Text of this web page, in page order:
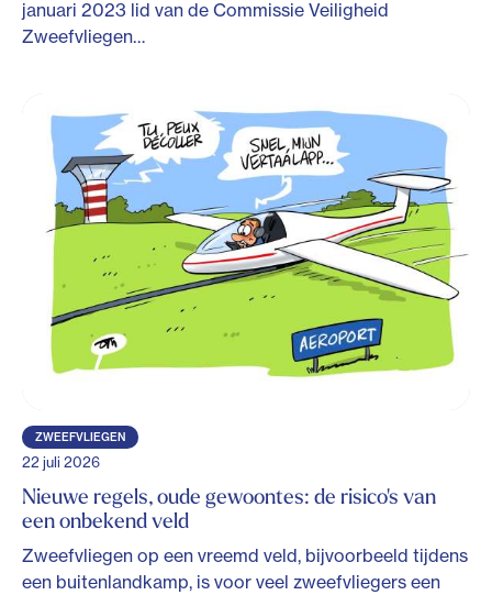
januari 2023 lid van de Commissie Veiligheid
Zweefvliegen…
ZWEEFVLIEGEN
22 juli 2026
Nieuwe regels, oude gewoontes: de risico's van
een onbekend veld
Zweefvliegen op een vreemd veld, bijvoorbeeld tijdens
een buitenlandkamp, is voor veel zweefvliegers een